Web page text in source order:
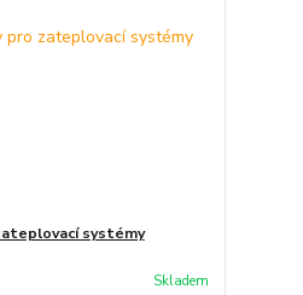
systémy
Skladem